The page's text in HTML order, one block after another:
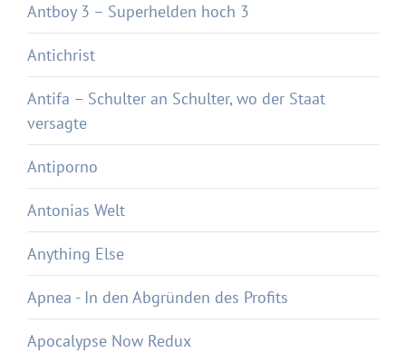
Antboy 3 – Superhelden hoch 3
Antichrist
Antifa – Schulter an Schulter, wo der Staat
versagte
Antiporno
Antonias Welt
Anything Else
Apnea - In den Abgründen des Profits
Apocalypse Now Redux